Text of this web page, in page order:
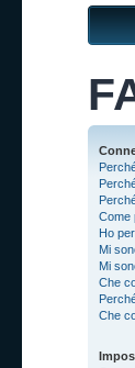
Come
Ho
Mi
Mi
Che
Che